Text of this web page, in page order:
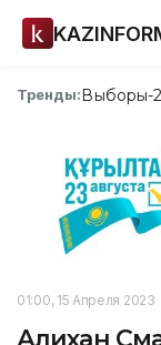
Тренды:Выборы-
01:00, 15 Апреля 2023